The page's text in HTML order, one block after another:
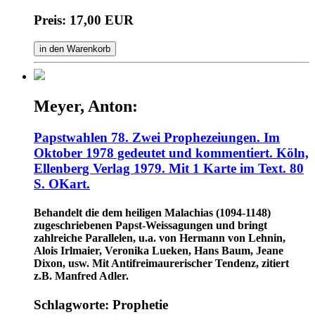
Preis: 17,00 EUR
in den Warenkorb
Meyer, Anton:
Papstwahlen 78. Zwei Prophezeiungen. Im
Oktober 1978 gedeutet und kommentiert. Köln,
Ellenberg Verlag 1979. Mit 1 Karte im Text. 80
S. OKart.
Behandelt die dem heiligen Malachias (1094-1148)
zugeschriebenen Papst-Weissagungen und bringt
zahlreiche Parallelen, u.a. von Hermann von Lehnin,
Alois Irlmaier, Veronika Lueken, Hans Baum, Jeane
Dixon, usw. Mit Antifreimaurerischer Tendenz, zitiert
z.B. Manfred Adler.
Schlagworte: Prophetie